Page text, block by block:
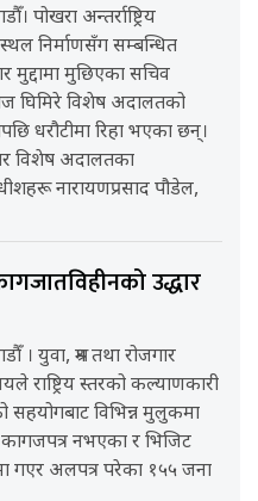
पोखरा अन्तर्राष्ट्रिय
निर्माणसँग सम्बन्धित
मुद्दामा मुछिएका सचिव
घिमिरे विशेष अदालतको
धरौटीमा रिहा भएका छन्।
विशेष अदालतका
नारायणप्रसाद पौडेल,
उद्धार
। युवा, श्रम तथा रोजगार
राष्ट्रिय स्तरको कल्याणकारी
सहयोगबाट विभिन्न मुलुकमा
नभएका र भिजिट
गएर अलपत्र परेका १५५ जना